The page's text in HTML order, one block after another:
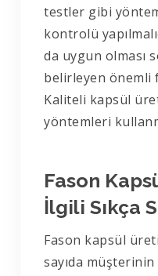
testler gibi
kontrolü
da uygun olması
belirleyen önemli
Kaliteli kapsül
yöntemleri
Fason
İlgili Sıkça
Fason kapsül
sayıda